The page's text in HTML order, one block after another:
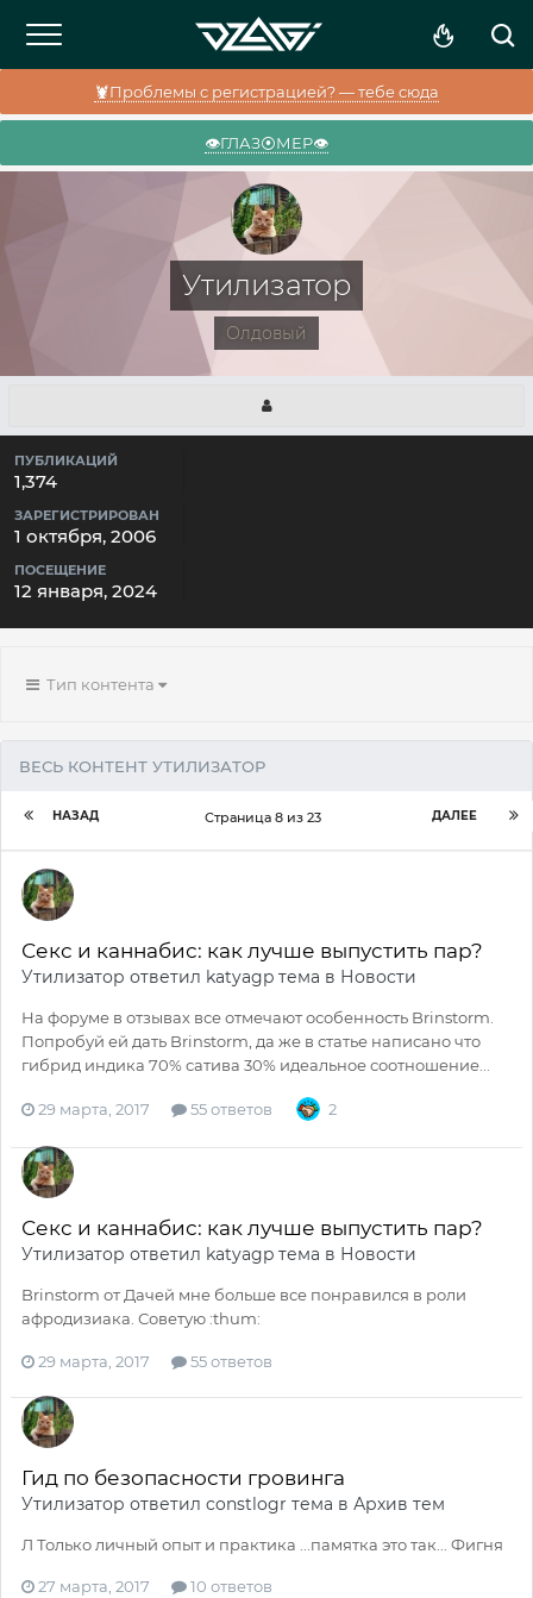
🦞Проблемы с регистрацией? — тебе сюда
👁️ГЛАЗ⦿МЕР👁️
Утилизатор
Олдовый
ПУБЛИКАЦИЙ
1,374
ЗАРЕГИСТРИРОВАН
1 октября, 2006
ПОСЕЩЕНИЕ
12 января, 2024
Тип контента
ВЕСЬ КОНТЕНТ УТИЛИЗАТОР
НАЗАД ДАЛЕЕ
Страница 8 из 23
Секс и каннабис: как лучше выпустить пар?
Утилизатор ответил katyagp тема в Новости
На форуме в отзывах все отмечают особенность Brinstorm.
Попробуй ей дать Brinstorm, да же в статье написано что
гибрид индика 70% сатива 30% идеальное соотношение...
29 марта, 2017 55 ответов 2
Секс и каннабис: как лучше выпустить пар?
Утилизатор ответил katyagp тема в Новости
Brinstorm от Дачей мне больше все понравился в роли
афродизиака. Советую :thum:
29 марта, 2017 55 ответов
Гид по безопасности гровинга
Утилизатор ответил constlogr тема в Архив тем
Л Только личный опыт и практика ...памятка это так... Фигня
27 марта, 2017 10 ответов